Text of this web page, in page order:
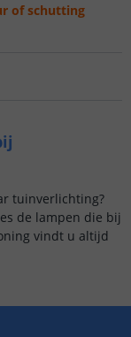
of schutting
tuinverlichting?
de lampen die bij
vindt u altijd